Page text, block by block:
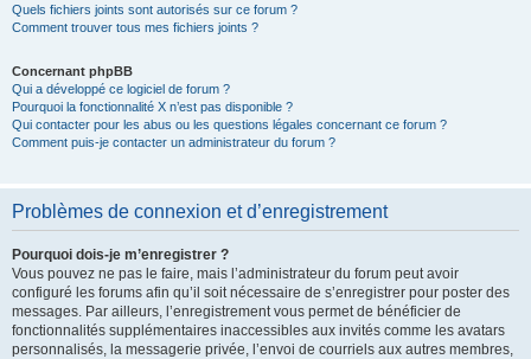
Quels fichiers joints sont autorisés sur ce forum ?
Comment trouver tous mes fichiers joints ?
Concernant phpBB
Qui a développé ce logiciel de forum ?
Pourquoi la fonctionnalité X n’est pas disponible ?
Qui contacter pour les abus ou les questions légales concernant ce forum ?
Comment puis-je contacter un administrateur du forum ?
Problèmes de connexion et d’enregistrement
Pourquoi dois-je m’enregistrer ?
Vous pouvez ne pas le faire, mais l’administrateur du forum peut avoir
configuré les forums afin qu’il soit nécessaire de s’enregistrer pour poster des
messages. Par ailleurs, l’enregistrement vous permet de bénéficier de
fonctionnalités supplémentaires inaccessibles aux invités comme les avatars
personnalisés, la messagerie privée, l’envoi de courriels aux autres membres,